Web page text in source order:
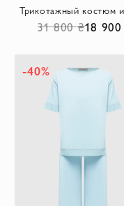
31 800 ₴18
-40%